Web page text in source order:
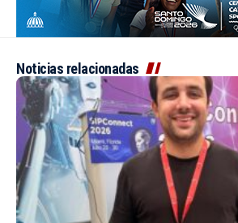
Noticias relacionadas